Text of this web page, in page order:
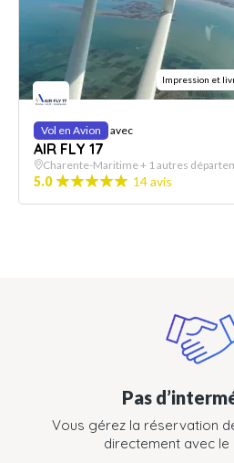
Impression et
Vol en Avion avec
AIR FLY 17
Charente-Maritime + 1 autres
5.0 14 avis
Pas
Vous gérez la réservation
directement avec